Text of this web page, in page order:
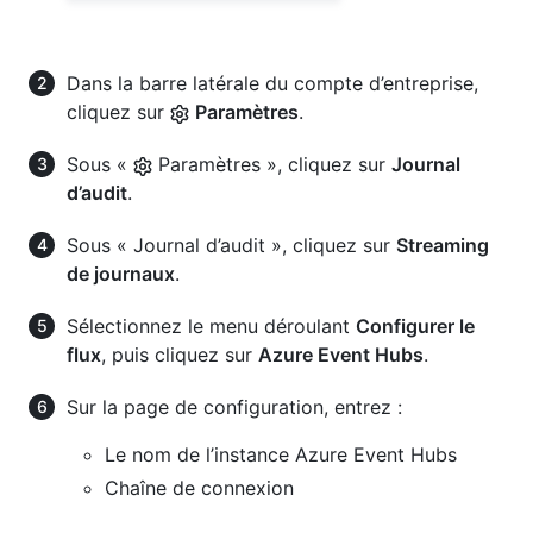
Dans la barre latérale du compte d’entreprise,
cliquez sur
Paramètres.
Sous « Paramètres », cliquez sur Journal
d’audit.
Sous « Journal d’audit », cliquez sur Streaming
de journaux.
Sélectionnez le menu déroulant Configurer le
flux, puis cliquez sur Azure Event Hubs.
Sur la page de configuration, entrez :
Le nom de l’instance Azure Event Hubs
Chaîne de connexion